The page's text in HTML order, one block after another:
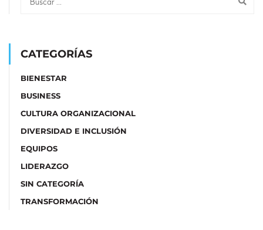
CATEGORÍAS
BIENESTAR
BUSINESS
CULTURA ORGANIZACIONAL
DIVERSIDAD E INCLUSIÓN
EQUIPOS
LIDERAZGO
SIN CATEGORÍA
TRANSFORMACIÓN